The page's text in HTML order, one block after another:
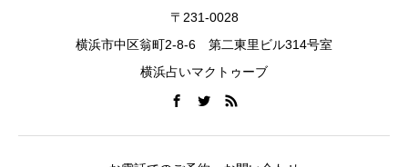
〒231-0028
横浜市中区翁町2-8-6 第二東里ビル314号室
横浜占いマクトゥーブ